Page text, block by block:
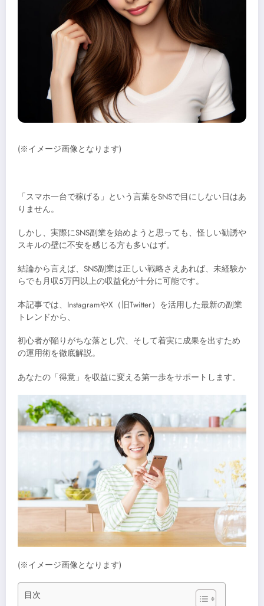
(※イメージ画像となります)
「スマホ一台で稼げる」という言葉をSNSで目にしない日はあ
りません。
しかし、実際にSNS副業を始めようと思っても、怪しい勧誘や
スキルの壁に不安を感じる方も多いはず。
結論から言えば、SNS副業は正しい戦略さえあれば、未経験か
らでも月収5万円以上の収益化が十分に可能です。
本記事では、InstagramやX（旧Twitter）を活用した最新の副業
トレンドから、
初心者が陥りがちな落とし穴、そして着実に成果を出すため
の運用術を徹底解説。
あなたの「得意」を収益に変える第一歩をサポートします。
(※イメージ画像となります)
目次